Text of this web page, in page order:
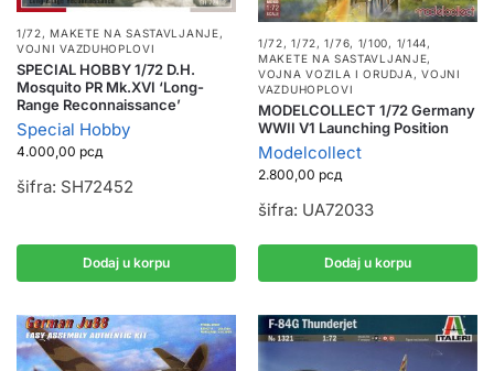
1/72, MAKETE NA SASTAVLJANJE,
VOJNI VAZDUHOPLOVI
SPECIAL HOBBY 1/72 D.H.
Mosquito PR Mk.XVI ‘Long-
Range Reconnaissance’
Special Hobby
4.000,00 рсд
šifra: SH72452
Dodaj u korpu
1/72,1/72, 1/76, 1/100, 1/144,
MAKETE NA SASTAVLJANJE,
VOJNA VOZILA I ORUDJA ,VOJNI
VAZDUHOPLOVI
MODELCOLLECT 1/72 Germany
WWII V1 Launching Position
Modelcollect
2.800,00 рсд
šifra: UA72033
Dodaj u korpu